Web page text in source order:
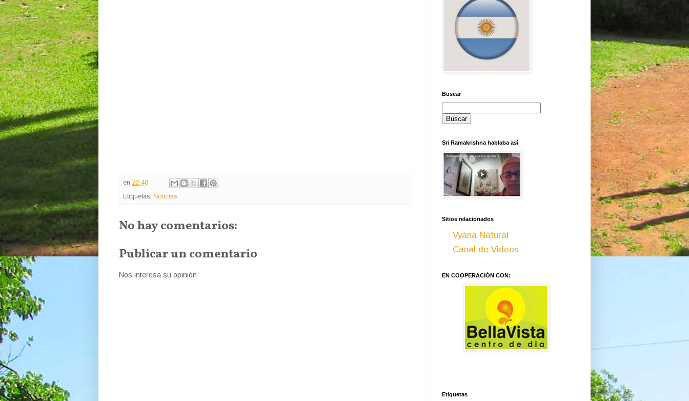
en 22:40
Etiquetas: Noticias
No hay comentarios:
Publicar un comentario
Nos interesa su opinión:
Buscar
Sri Ramakrishna hablaba así
Sitios relacionados
Vyana Natural
Canal de Videos
EN COOPERACIÓN CON:
Etiquetas